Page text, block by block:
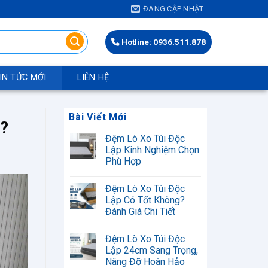
ĐANG CẬP NHẬT ...
Hotline: 0936.511.878
TỨC MỚI LIÊN HỆ
Bài Viết Mới
Đệm Lò Xo Túi Độc
Lập Kinh Nghiệm Chọn
Phù Hợp
bình
luận
ở
Đệm
Túi
Độc
Lập
Kinh
Đệm Lò Xo Túi Độc
Lập Có Tốt Không?
Đánh Giá Chi Tiết
bình
luận
ở
Đệm
Đệm Lò Xo Túi Độc
Lập 24cm Sang Trọng,
Nâng Đỡ Hoàn Hảo